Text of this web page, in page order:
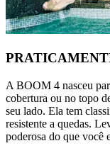
A BOOM 4 nasceu
cobertura ou no topo
seu lado. Ela tem
resistente a quedas.
poderosa do que você